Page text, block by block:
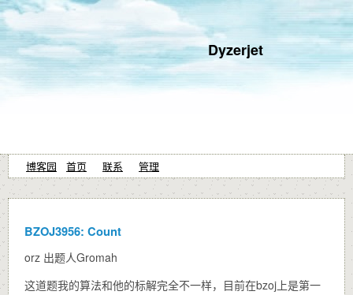
Dyzerjet
博客园 首页 联系 管理
BZOJ3956: Count
orz 出题人Gromah
这道题我的算法和他的标解完全不一样，目前在bzoj上是第一